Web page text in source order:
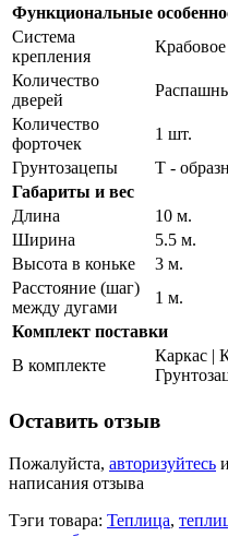
Функциональные
Система
крепления
Крабовое
Количество
дверей
Количество
форточек
1 шт.
Грунтозацепы
Т -
Габариты и вес
Длина
10 м.
Ширина
5.5 м.
Высота в коньке
3 м.
Расстояние (шаг)
между дугами
1 м.
Комплект поставки
В комплекте
Каркас |
Оставить отзыв
Пожалуйста, авторизуйтесь
написания отзыва
Тэги товара: Теплица,